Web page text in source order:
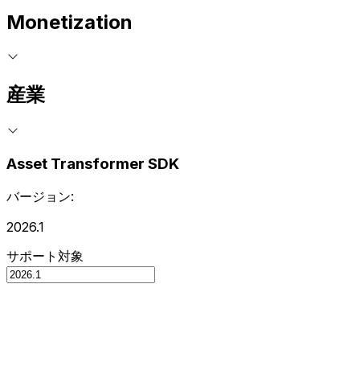
Monetization
産業
Asset Transformer SDK
バージョン:
2026.1
サポート対象